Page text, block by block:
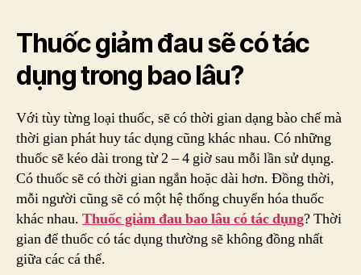
Thuốc giảm đau sẽ có tác
dụng trong bao lâu?
Với tùy từng loại thuốc, sẽ có thời gian dạng bào chế mà
thời gian phát huy tác dụng cũng khác nhau. Có những
thuốc sẽ kéo dài trong từ 2 – 4 giờ sau mỗi lần sử dụng.
Có thuốc sẽ có thời gian ngắn hoặc dài hơn. Đồng thời,
mỗi người cũng sẽ có một hệ thống chuyển hóa thuốc
khác nhau. Thuốc giảm đau bao lâu có tác dụng? Thời
gian để thuốc có tác dụng thường sẽ không đồng nhất
giữa các cá thể.